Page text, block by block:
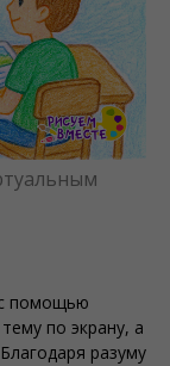
помощью
по экрану, а
разуму